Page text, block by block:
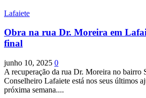
Lafaiete
Obra na rua Dr. Moreira em
final
junho 10, 2025 0
A recuperação da rua Dr. Moreira no bairro
Conselheiro Lafaiete está nos seus últimos
próxima semana....